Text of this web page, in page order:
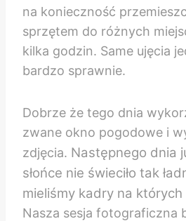
na konieczność
sprzętem do różnych
kilka godzin. Same ujęcia
bardzo sprawnie.
Dobrze że tego dnia
zwane okno pogodowe i
zdjęcia. Następnego dnia
słońce nie świeciło tak
mieliśmy kadry na których
Nasza sesja fotograficzna